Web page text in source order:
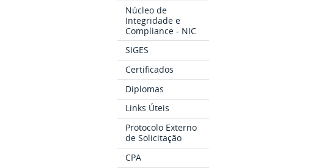
Núcleo de
Integridade e
Compliance - NIC
SIGES
Certificados
Diplomas
Links Úteis
Protocolo Externo
de Solicitação
CPA